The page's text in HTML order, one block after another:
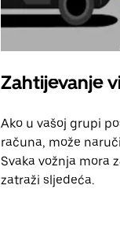
Zahtijevanje
Ako u vašoj grupi
računa, može
Svaka vožnja mora
zatraži sljedeća.